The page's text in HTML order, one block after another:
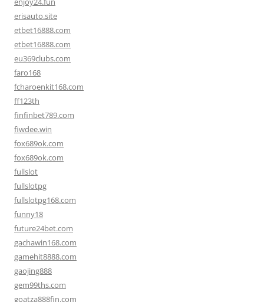
erisauto.site
etbet16888.com
etbet16888.com
eu369clubs.com
faro168
fcharoenkit168.com
ff123th
finfinbet789.com
fiwdee.win
fox689ok.com
fox689ok.com
fullslot
fullslotpg
fullslotpg168.com
funny18
future24bet.com
gachawin168.com
gamehit8888.com
gaojing888
gem99ths.com
goatza888fin.com